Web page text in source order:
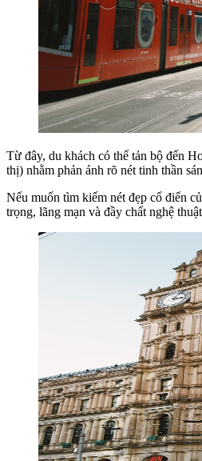
Từ đây, du khách có thể tản bộ đến
thị) nhằm phản ánh rõ nét tinh thần
Nếu muốn tìm kiếm nét đẹp cổ điển
trọng, lãng mạn và đầy chất nghệ